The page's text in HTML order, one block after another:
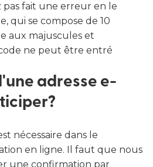
pas fait une erreur en le
qui se compose de 10
aux majuscules et
ne peut être entré
adresse e-
nécessaire dans le
en ligne. Il faut que nous
une confirmation par